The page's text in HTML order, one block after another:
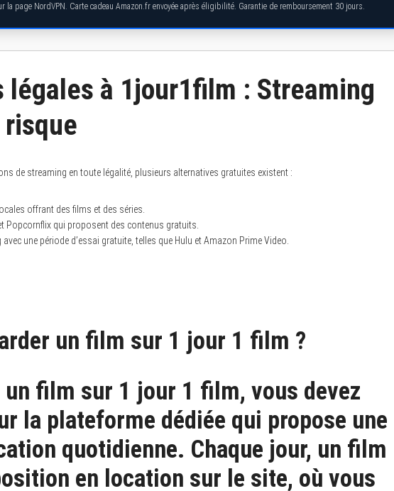
la page NordVPN. Carte cadeau Amazon.fr envoyée après éligibilité. Garantie de remboursement 30 jours.
à 1jour1film : Streaming
de streaming en toute légalité, plusieurs alternatives gratuites existent :
offrant des films et des séries.
Popcornflix qui proposent des contenus gratuits.
une période d’essai gratuite, telles que Hulu et Amazon Prime Video.
un film sur 1 jour 1 film ?
un film sur 1 jour 1 film, vous devez
la plateforme dédiée qui propose une
quotidienne. Chaque jour, un film
en location sur le site, où vous